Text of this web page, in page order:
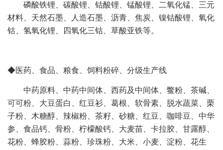
磷酸铁锂、碳酸锂、钴酸锂、锰酸锂、二氧化锰、三元
材料、天然石墨、人造石墨、沥青、焦炭、镍钴酸锂、氧化
钴、氢氧化锂、四氧化三钴、草酸亚铁等。
◆医药、食品、粮食、饲料粉碎、分级生产线
中药原料、中药中间体、西药及中间体、鳖粉、茶碱、
可可粉、大豆蛋白、红豆衫、葛根、软骨素、脱水蔬菜、栗
子粉、木糖醇、辣椒粉、茶籽、砂糖、红豆、咖啡豆、中华
参、食品钙、骨粉、柠檬酸钙、大麦苗、卡拉胶、甘露醇、
花粉、蜂胶粉、蒜粉、珍珠粉、大米、小麦、淀粉、花生